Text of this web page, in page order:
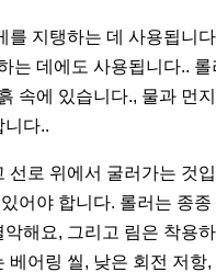
지탱하는 데 사용됩니
데에도 사용됩니다..
속에 있습니다., 물과 먼
니다..
로 위에서 굴러가는 것
어야 합니다. 롤러는 종
해요, 그리고 림은 착용
베어링 씰, 낮은 회전 저항,